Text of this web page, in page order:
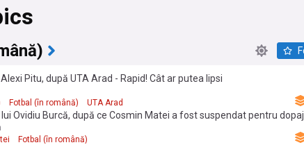
Pitu, după UTA Arad - Rapid! Cât ar putea lipsi
Fotbal (în română) UTA Arad
Ovidiu Burcă, după ce Cosmin Matei a fost suspendat pentru dopaj
Fotbal (în română)